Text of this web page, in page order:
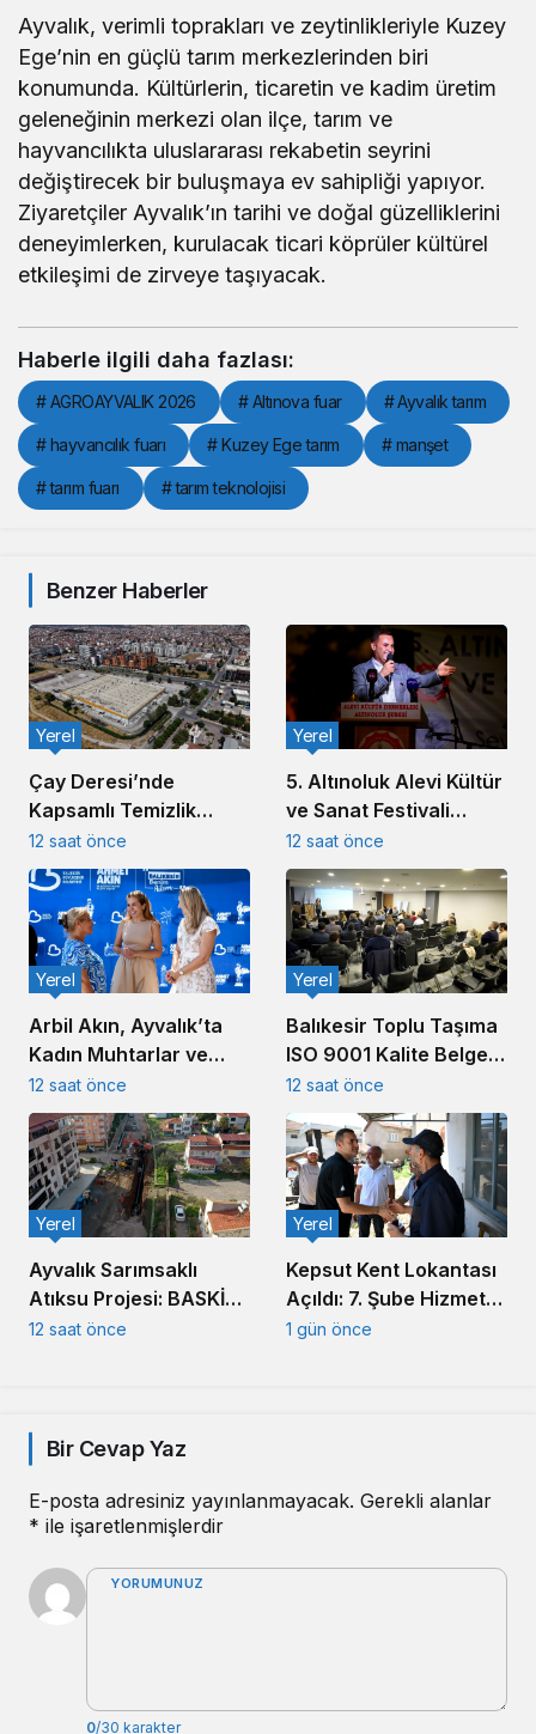
Ayvalık, verimli toprakları ve zeytinlikleriyle Kuzey
Ege’nin en güçlü tarım merkezlerinden biri
konumunda. Kültürlerin, ticaretin ve kadim üretim
geleneğinin merkezi olan ilçe, tarım ve
hayvancılıkta uluslararası rekabetin seyrini
değiştirecek bir buluşmaya ev sahipliği yapıyor.
Ziyaretçiler Ayvalık’ın tarihi ve doğal güzelliklerini
deneyimlerken, kurulacak ticari köprüler kültürel
etkileşimi de zirveye taşıyacak.
Haberle ilgili daha fazlası:
# AGROAYVALIK 2026 # Altınova fuar # Ayvalık tarım
# hayvancılık fuarı # Kuzey Ege tarım # manşet
# tarım fuarı # tarım teknolojisi
Benzer Haberler
Çay Deresi’nde
Kapsamlı Temizlik
Çalışması Başlatıldı
Yerel
12 saat önce
5. Altınoluk Alevi Kültür
ve Sanat Festivali
Başladı
Yerel
12 saat önce
Arbil Akın, Ayvalık’ta
Kadın Muhtarlar ve
Muhtar Eşleriyle
Buluştu
Yerel
12 saat önce
Balıkesir Toplu Taşıma
ISO 9001 Kalite Belgesi
Aldı
Yerel
12 saat önce
Ayvalık Sarımsaklı
Atıksu Projesi: BASKİ
Altyapıda Hız Kesmiyor
Yerel
12 saat önce
Kepsut Kent Lokantası
Açıldı: 7. Şube Hizmete
Girdi
Yerel
1 gün önce
Bir Cevap Yaz
E-posta adresiniz yayınlanmayacak. Gerekli alanlar
* ile işaretlenmişlerdir
YORUMUNUZ
0/30 karakter